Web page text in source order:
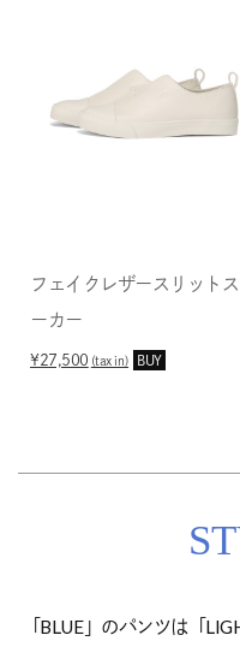
フェイクレザースリット
ーカー
¥27,500 (tax in) BUY
「BLUE」のパンツは「